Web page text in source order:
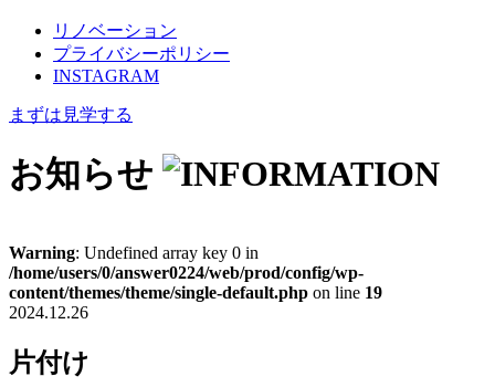
リノベーション
プライバシーポリシー
INSTAGRAM
まずは見学する
お知らせ
Warning: Undefined array key 0 in
/home/users/0/answer0224/web/prod/config/wp-
content/themes/theme/single-default.php on line 19
2024.12.26
片付け